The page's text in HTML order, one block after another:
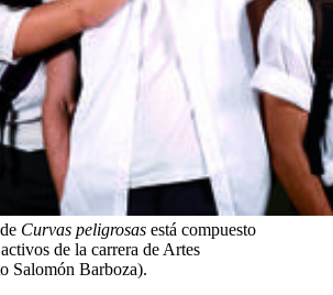
Curvas peligrosas está compuesto
de la carrera de Artes
Salomón Barboza).